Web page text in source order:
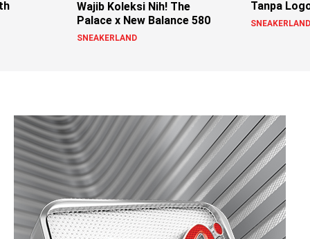
Wajib Koleksi Nih! The
Palace x New Balance 580
SNEAKERLAND
Tanpa
SNEAKERLAND